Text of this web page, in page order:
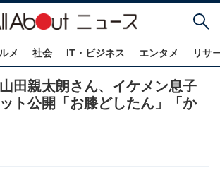
メ 社会 IT・ビジネス エンタメ リサ
田親太朗さん、イケメン息子
ト公開「お膝どしたん」「か